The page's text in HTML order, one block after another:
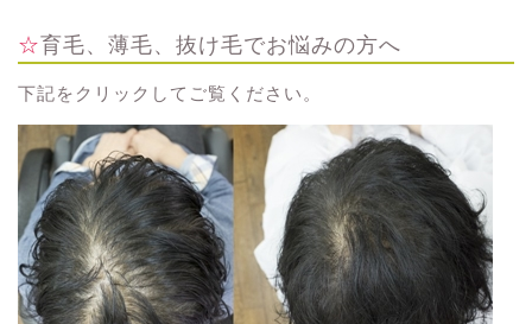
☆育毛、薄毛、抜け毛でお悩みの方へ
下記をクリックしてご覧ください。